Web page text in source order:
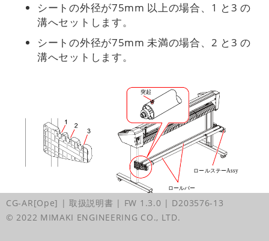
シートの外径が75mm 以上の場合、1 と3 の
溝へセットします。
シートの外径が75mm 未満の場合、2 と3 の
溝へセットします。
CG-AR[Ope] | 取扱説明書 | FW 1.3.0 | D203576-13
© 2022 MIMAKI ENGINEERING CO., LTD.